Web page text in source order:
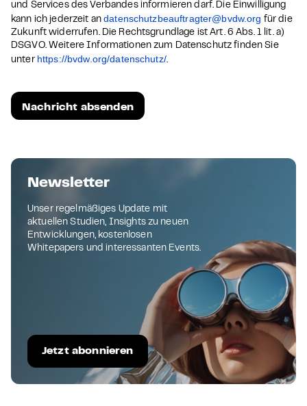
und Services des Verbandes informieren darf. Die Einwilligung
kann ich jederzeit andatenschutzbeauftragter@bvdw.org für die
Zukunft widerrufen. Die Rechtsgrundlage ist Art. 6 Abs. 1 lit. a)
DSGVO. Weitere Informationen zum Datenschutz finden Sie
unter https://bvdw.org/datenschutz/.
Newsletter
Unser regelmäßiges Update mit
aktuellen Studien, Insights zu neuen
Entwicklungen, kostenlosen
Whitepapers und interessanten Events.
Jetzt abonnieren